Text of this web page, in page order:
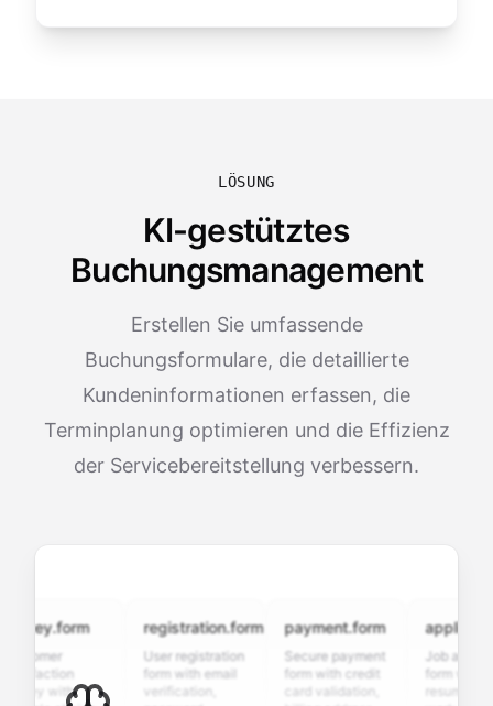
LÖSUNG
KI-gestütztes
Buchungsmanagement
Erstellen Sie umfassende
Buchungsformulare, die detaillierte
Kundeninformationen erfassen, die
Terminplanung optimieren und die Effizienz
der Servicebereitstellung verbessern.
with
registration.form
User registration
form with email
verification,
payment.form
Secure payment
form with credit
card validation,
Job application
form with
resume upload,